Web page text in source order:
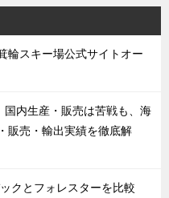
輪スキー場公式サイトオー
国内生産・販売は苦戦も、海
販売・輸出実績を徹底解
クとフォレスターを比較